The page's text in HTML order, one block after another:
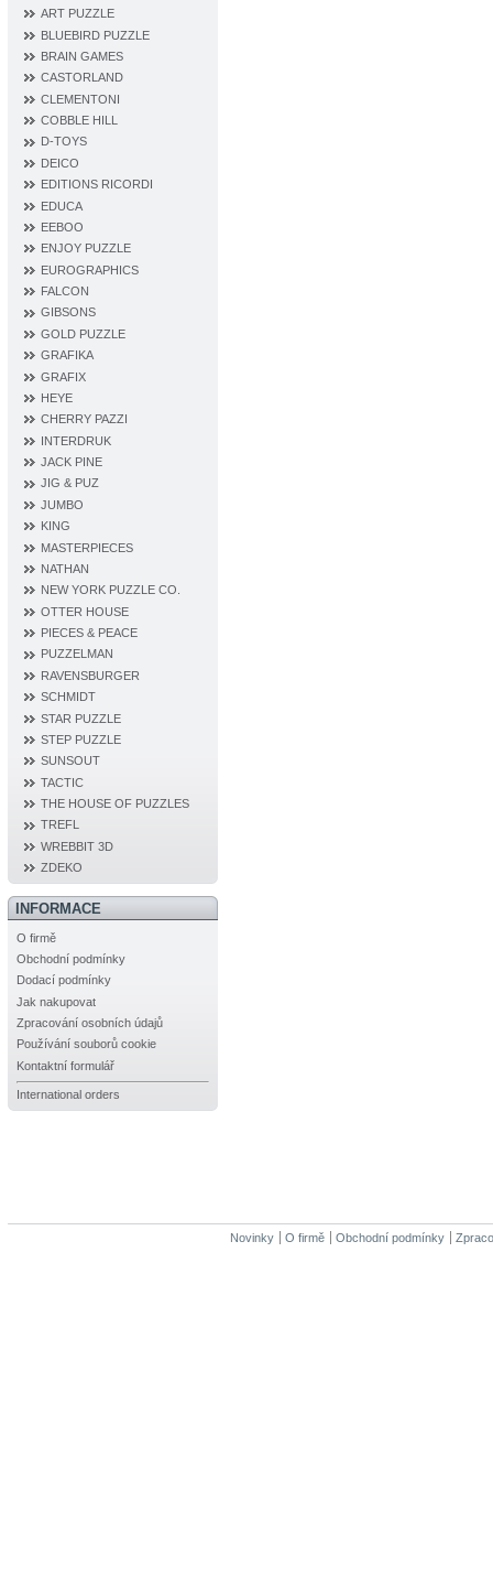
ART PUZZLE
BLUEBIRD PUZZLE
BRAIN GAMES
CASTORLAND
CLEMENTONI
COBBLE HILL
D‐TOYS
DEICO
EDITIONS RICORDI
EDUCA
EEBOO
ENJOY PUZZLE
EUROGRAPHICS
FALCON
GIBSONS
GOLD PUZZLE
GRAFIKA
GRAFIX
HEYE
CHERRY PAZZI
INTERDRUK
JACK PINE
JIG & PUZ
JUMBO
KING
MASTERPIECES
NATHAN
NEW YORK PUZZLE CO.
OTTER HOUSE
PIECES & PEACE
PUZZELMAN
RAVENSBURGER
SCHMIDT
STAR PUZZLE
STEP PUZZLE
SUNSOUT
TACTIC
THE HOUSE OF PUZZLES
TREFL
WREBBIT 3D
ZDEKO
INFORMACE
O firmě
Obchodní podmínky
Dodací podmínky
Jak nakupovat
Zpracování osobních údajů
Používání souborů cookie
Kontaktní formulář
International orders
Novinky O firmě Obchodní podmínky